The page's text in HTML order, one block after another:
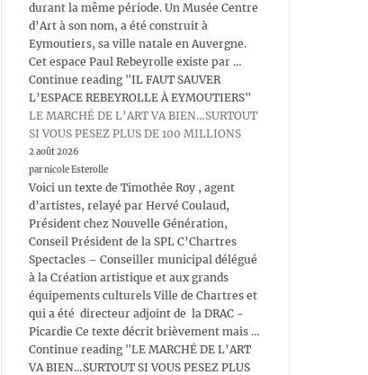
durant la même période. Un Musée Centre
d’Art à son nom, a été construit à
Eymoutiers, sa ville natale en Auvergne.
Cet espace Paul Rebeyrolle existe par …
Continue reading "IL FAUT SAUVER
L’ESPACE REBEYROLLE À EYMOUTIERS"
LE MARCHÉ DE L’ART VA BIEN…SURTOUT
SI VOUS PESEZ PLUS DE 100 MILLIONS
2 août 2026
par nicole Esterolle
Voici un texte de Timothée Roy , agent
d’artistes, relayé par Hervé Coulaud,
Président chez Nouvelle Génération,
Conseil Président de la SPL C’Chartres
Spectacles – Conseiller municipal délégué
à la Création artistique et aux grands
équipements culturels Ville de Chartres et
qui a été directeur adjoint de la DRAC -
Picardie Ce texte décrit brièvement mais …
Continue reading "LE MARCHÉ DE L’ART
VA BIEN…SURTOUT SI VOUS PESEZ PLUS